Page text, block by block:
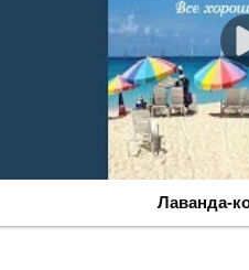
Лаванда-